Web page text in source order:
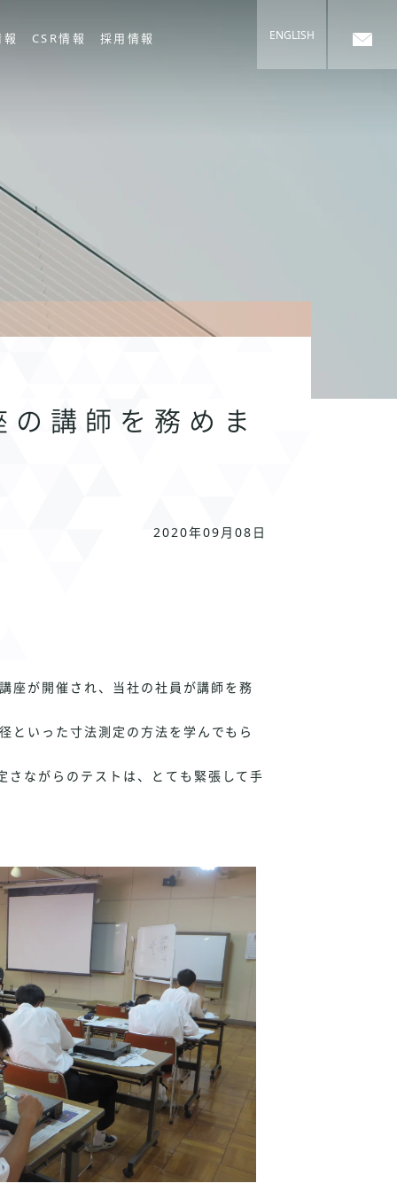
CSR情報 採用情報 ENGLISH
講師を務めま
2020年09月08日
座が開催され、当社の社員が講師を務
といった寸法測定の方法を学んでもら
さながらのテストは、とても緊張して手